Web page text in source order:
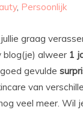
, Persoonlijk
graag
alweer 1
gevulde
van
veel meer. Wil